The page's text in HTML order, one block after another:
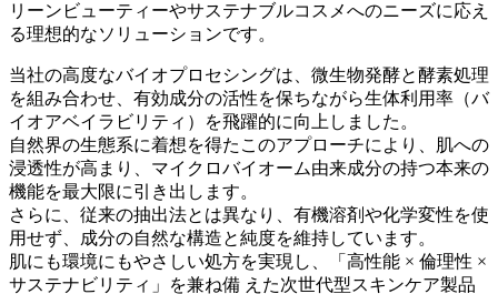
リーンビューティーやサステナブルコスメへのニーズに応え
る理想的なソリューションです。
当社の高度なバイオプロセシングは、微生物発酵と酵素処理
を組み合わせ、有効成分の活性を保ちながら生体利用率（バ
イオアベイラビリティ）を飛躍的に向上しました。
自然界の生態系に着想を得たこのアプローチにより、肌への
浸透性が高まり、マイクロバイオーム由来成分の持つ本来の
機能を最大限に引き出します。
さらに、従来の抽出法とは異なり、有機溶剤や化学変性を使
用せず、成分の自然な構造と純度を維持しています。
肌にも環境にもやさしい処方を実現し、「高性能 × 倫理性 ×
サステナビリティ」を兼ね備 えた次世代型スキンケア製品